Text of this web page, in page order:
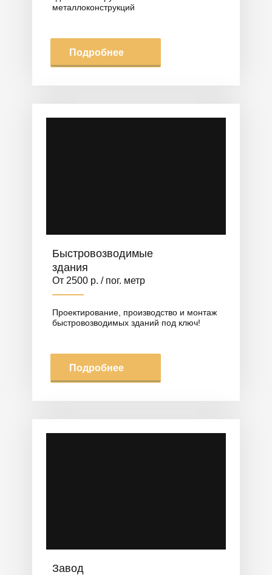
металлоконструкций
Подробнее
Быстровозводимые
здания
От 2500 р. / пог. метр
Проектирование, производство и монтаж
быстровозводимых зданий под ключ!
Подробнее
Завод